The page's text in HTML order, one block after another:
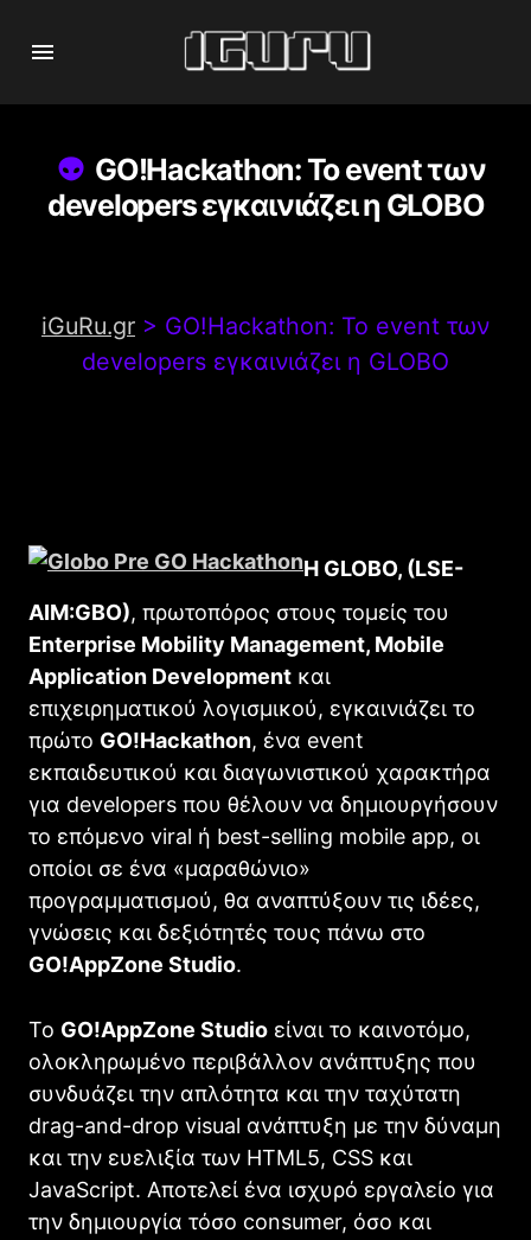
GO!Hackathon: Το event των
developers εγκαινιάζει η GLOBO
iGuRu.gr > GO!Hackathon: Το event των
developers εγκαινιάζει η GLOBO
Η GLOBO, (LSE-
AIM:GBO), πρωτοπόρος στους τομείς του
Enterprise Mobility Management, Mobile
Application Development και
επιχειρηματικού λογισμικού, εγκαινιάζει το
πρώτο GO!Hackathon, ένα event
εκπαιδευτικού και διαγωνιστικού χαρακτήρα
για developers που θέλουν να δημιουργήσουν
το επόμενο viral ή best-selling mobile app, οι
οποίοι σε ένα «μαραθώνιο»
προγραμματισμού, θα αναπτύξουν τις ιδέες,
γνώσεις και δεξιότητές τους πάνω στο
GO!AppΖone Studio.
Το GO!AppZone Studio είναι το καινοτόμο,
ολοκληρωμένο περιβάλλον ανάπτυξης που
συνδυάζει την απλότητα και την ταχύτατη
drag-and-drop visual ανάπτυξη με την δύναμη
και την ευελιξία των HTML5, CSS και
JavaScript. Αποτελεί ένα ισχυρό εργαλείο για
την δημιουργία τόσο consumer, όσο και